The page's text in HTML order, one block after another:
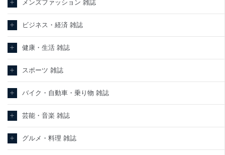
メンズファッション 雑誌
ビジネス・経済 雑誌
健康・生活 雑誌
スポーツ 雑誌
バイク・自動車・乗り物 雑誌
芸能・音楽 雑誌
グルメ・料理 雑誌